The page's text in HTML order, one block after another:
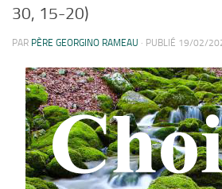
30, 15-20)
PAR PÈRE GEORGINO RAMEAU · PUBLIÉ 19/02/